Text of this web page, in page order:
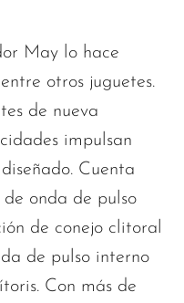
May lo hace
otros juguetes.
de nueva
impulsan
Cuenta
onda de pulso
de conejo clitoral
de pulso interno
Con más de